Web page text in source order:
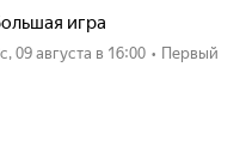
игра
вс, 09 августа в 16:00 • Первый